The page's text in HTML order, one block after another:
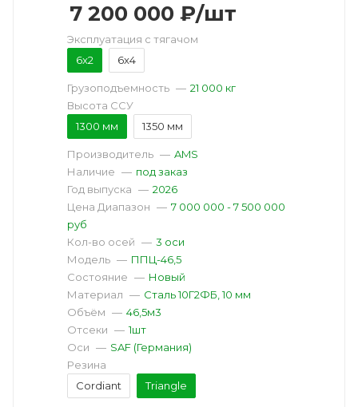
7 200 000 ₽/шт
Эксплуатация с тягачом
6x2
6x4
Грузоподъемность — 21 000 кг
Высота ССУ
1300 мм
1350 мм
Производитель — AMS
Наличие — под заказ
Год выпуска — 2026
Цена Диапазон — 7 000 000 - 7 500 000
руб
Кол-во осей — 3 оси
Модель — ППЦ-46,5
Состояние — Новый
Материал — Сталь 10Г2ФБ, 10 мм
Объём — 46,5м3
Отсеки — 1шт
Оси — SAF (Германия)
Резина
Cordiant
Triangle